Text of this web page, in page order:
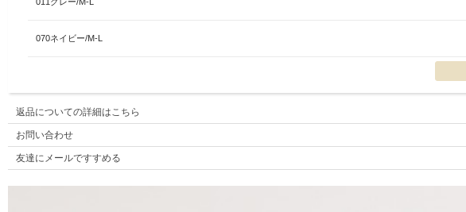
070ネイビー/M-L
返品についての詳細はこちら
お問い合わせ
友達にメールですすめる